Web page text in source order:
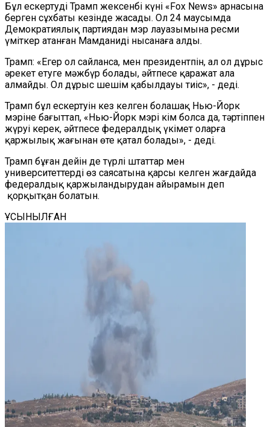
Бұл ескертуді Трамп жексенбі күні «Fox News» арнасына
берген сұхбаты кезінде жасады. Ол 24 маусымда
Демократиялық партиядан мэр лауазымына ресми
үміткер атанған Мамданиді нысанаға алды.
Трамп: «Егер ол сайланса, мен президентпін, ал ол дұрыс
әрекет етуге мәжбүр болады, әйтпесе қаражат ала
алмайды. Ол дұрыс шешім қабылдауы тиіс», - деді.
Трамп бұл ескертуін кез келген болашақ Нью-Йорк
мэріне бағыттап, «Нью-Йорк мэрі кім болса да, тәртіппен
жүруі керек, әйтпесе федералдық үкімет оларға
қаржылық жағынан өте қатал болады», - деді.
Трамп бұған дейін де түрлі штаттар мен
университеттерді өз саясатына қарсы келген жағдайда
федералдық қаржыландырудан айырамын деп
қорқытқан болатын.
ҰСЫНЫЛҒАН